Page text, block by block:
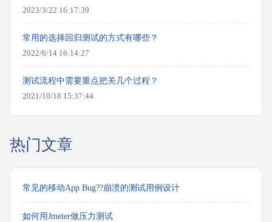
2023/3/22 16:17:39
常用的选择回归测试的方式有哪些？
2022/6/14 16:14:27
测试流程中需要重点把关几个过程？
2021/10/18 15:37:44
热门文章
常见的移动App Bug??崩溃的测试用例设计
如何用Jmeter做压力测试